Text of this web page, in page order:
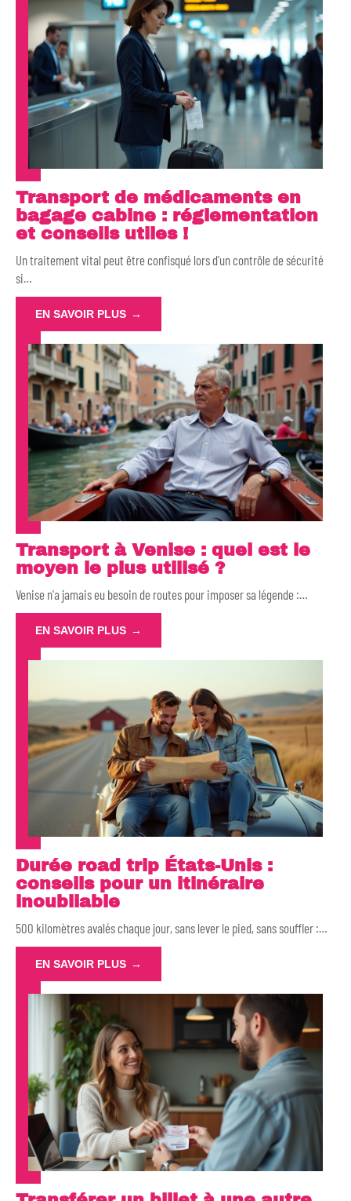
Transport de médicaments en
bagage cabine : réglementation
et conseils utiles !
Un traitement vital peut être confisqué lors d'un contrôle de sécurité
si…
EN SAVOIR PLUS
Transport à Venise : quel est le
moyen le plus utilisé ?
Venise n'a jamais eu besoin de routes pour imposer sa légende :…
EN SAVOIR PLUS
Durée road trip États-Unis :
conseils pour un itinéraire
inoubliable
500 kilomètres avalés chaque jour, sans lever le pied, sans souffler :…
EN SAVOIR PLUS